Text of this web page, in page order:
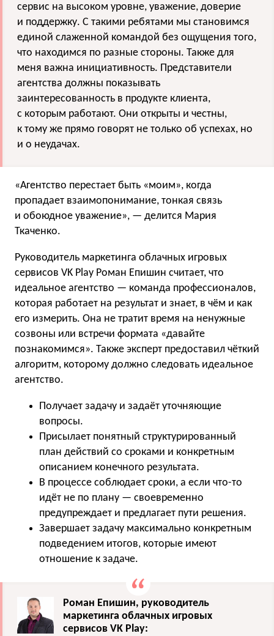
сервис на высоком уровне, уважение, доверие
и поддержку. С такими ребятами мы становимся
единой слаженной командой без ощущения того,
что находимся по разные стороны. Также для
меня важна инициативность. Представители
агентства должны показывать
заинтересованность в продукте клиента,
с которым работают. Они открыты и честны,
к тому же прямо говорят не только об успехах, но
и о неудачах.
«Агентство перестает быть «моим», когда
пропадает взаимопонимание, тонкая связь
и обоюдное уважение», — делится Мария
Ткаченко.
Руководитель маркетинга облачных игровых
сервисов VK Play Роман Епишин считает, что
идеальное агентство — команда профессионалов,
которая работает на результат и знает, в чём и как
его измерить. Она не тратит время на ненужные
созвоны или встречи формата «давайте
познакомимся». Также эксперт предоставил чёткий
алгоритм, которому должно следовать идеальное
агентство.
Получает задачу и задаёт уточняющие
вопросы.
Присылает понятный структурированный
план действий со сроками и конкретным
описанием конечного результата.
В процессе соблюдает сроки, а если что-то
идёт не по плану — своевременно
предупреждает и предлагает пути решения.
Завершает задачу максимально конкретным
подведением итогов, которые имеют
отношение к задаче.
Роман Епишин, руководитель
маркетинга облачных игровых
сервисов VK Play: